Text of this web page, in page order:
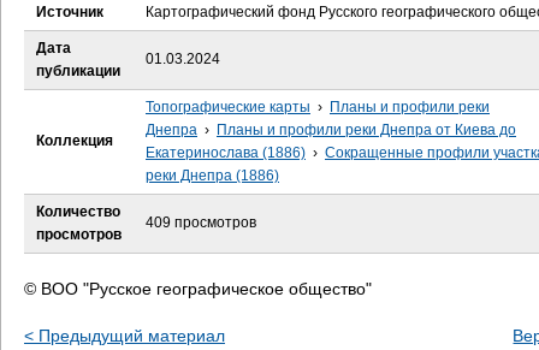
е
с
Источник Картографический фонд Русского географического
Дата
публикации
01.03.2024
Коллекция
Топографические карты › Планы и профили реки
Днепра › Планы и профили реки Днепра от Киева до
Екатеринослава (1886) › Сокращенные профили
реки Днепра (1886)
Количество
просмотров
409 просмотров
© ВОО "Русское географическое общество"
< Предыдущий материал